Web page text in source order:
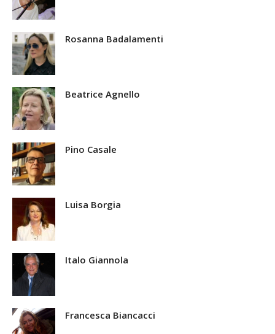
Rosanna Badalamenti
Beatrice Agnello
Pino Casale
Luisa Borgia
Italo Giannola
Francesca Biancacci